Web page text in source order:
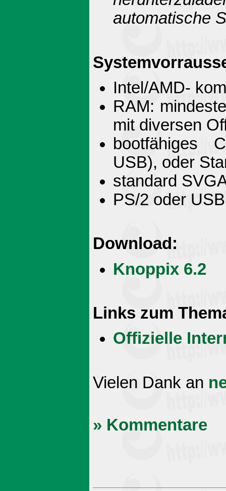
automatische
Intel/AMD-
RAM:
mit diversen
bootfähiges
USB), oder
standard
PS/2 oder
Download:
Knoppix 6.2
Links zum
Offizielle
Vielen Dank an
» Kommentare